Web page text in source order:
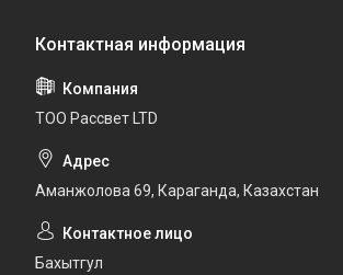
ТОО Рассвет LTD
Аманжолова 69, Караганда, Казахстан
Бахытгул